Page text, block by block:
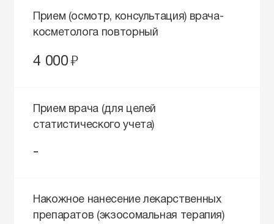
Прием (осмотр, консультация) врача-
косметолога повторный
4 000 руб.
Прием врача (для целей
статистического учета)
-
Накожное нанесение лекарственных
препаратов (экзосомальная терапия)